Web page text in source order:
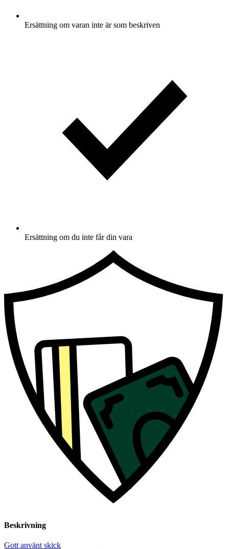
Ersättning om varan inte är som beskriven
Ersättning om du inte får din vara
Beskrivning
Gott använt skick